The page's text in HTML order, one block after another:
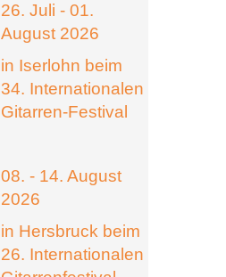
26. Juli - 01.
August 2026
in Iserlohn beim
34. Internationalen
Gitarren-Festival
08. - 14. August
2026
in Hersbruck beim
26. Internationalen